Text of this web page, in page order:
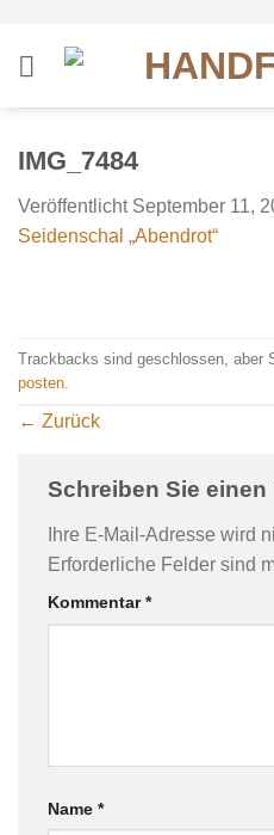
springen
IMG_7484
Veröffentlicht September 11,
Seidenschal „Abendrot“
Trackbacks sind geschlossen, aber
posten
← Zurück
Schreiben Sie
Ihre E-Mail-Adresse wird
Erforderliche Felder sind
Kommentar*
Name *